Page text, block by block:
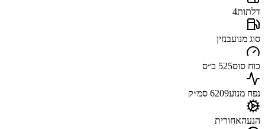
דלתות4
סוג מנועבנזין
כוח סוס525 כ״ס
נפח מנוע6209 סמ״ק
הנעהאחורית